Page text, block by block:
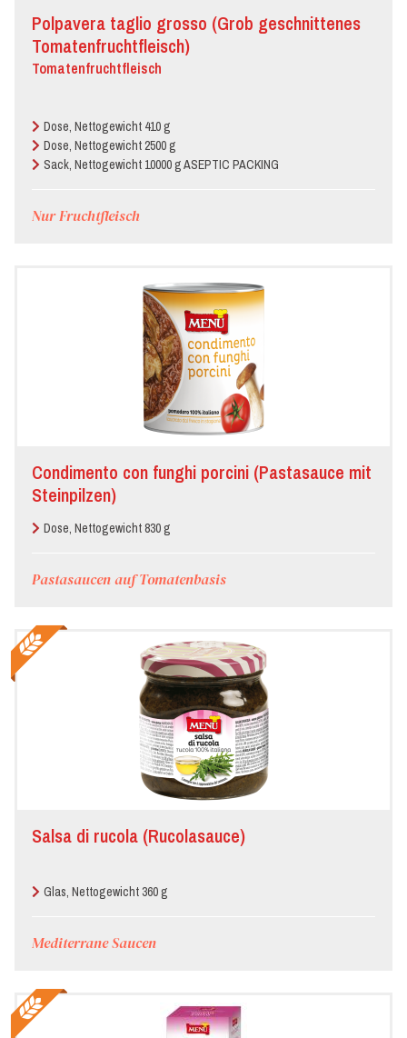
Polpavera taglio grosso (Grob geschnittenes
Tomatenfruchtfleisch)
Tomatenfruchtfleisch
Dose, Nettogewicht 410 g
Dose, Nettogewicht 2500 g
Sack, Nettogewicht 10000 g ASEPTIC PACKING
Nur Fruchtfleisch
Condimento con funghi porcini (Pastasauce mit
Steinpilzen)
Dose, Nettogewicht 830 g
Pastasaucen auf Tomatenbasis
Salsa di rucola (Rucolasauce)
Glas, Nettogewicht 360 g
Mediterrane Saucen